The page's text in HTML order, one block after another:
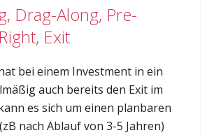
Drag-Along, Pre-
Exit
bei einem Investment in ein
auch bereits den Exit im
es sich um einen planbaren
nach Ablauf von 3-5 Jahren)